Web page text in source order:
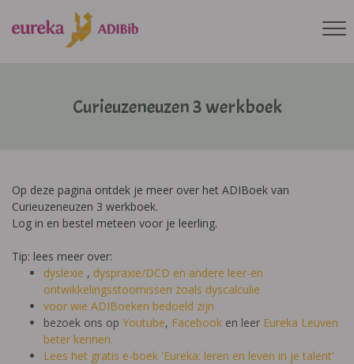
Curieuzeneuzen 3 werkboek
Op deze pagina ontdek je meer over het ADIBoek van
Curieuzeneuzen 3 werkboek.
Log in en bestel meteen voor je leerling.
Tip: lees meer over:
dyslexie , dyspraxie/DCD en andere leer-en
ontwikkelingsstoornissen zoals dyscalculie
voor wie ADIBoeken bedoeld zijn
bezoek ons op Youtube, Facebook en leer Eureka Leuven
beter kennen.
Lees het gratis e-boek 'Eureka: leren en leven in je talent'